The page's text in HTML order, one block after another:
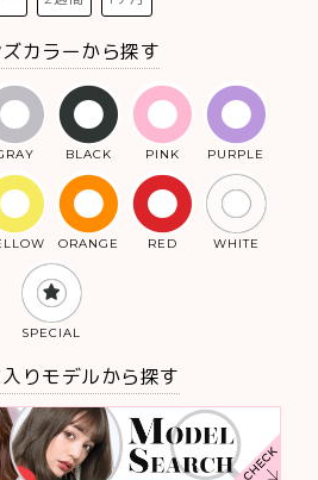
ズカラーから探す
BLACK PINK PURPLE
ORANGE RED WHITE
SPECIAL
りモデルから探す